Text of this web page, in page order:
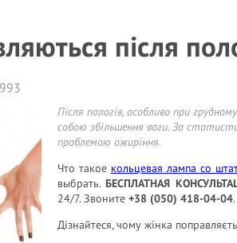
після
Після пологів, особливо при
собою збільшення ваги. За
проблемою ожиріння.
Что такое кольцевая лампа со
выбрать.БЕСПЛАТНАЯ
24/7. Звоните +38 (050) 418-04-04.
Дізнайтеся, чому жінка